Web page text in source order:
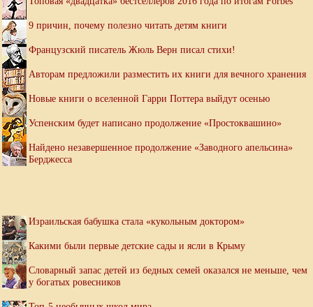
9 причин, почему полезно читать детям книги
Французский писатель Жюль Верн писал стихи!
Авторам предложили разместить их книги для вечного хранения
Новые книги о вселенной Гарри Поттера выйдут осенью
Успенским будет написано продолжение «Простоквашино»
Найдено незавершенное продолжение «Заводного апельсина»
Берджесса
Израильская бабушка стала «кукольным доктором»
Какими были первые детские сады и ясли в Крыму
Словарный запас детей из бедных семей оказался не меньше, чем
у богатых ровесников